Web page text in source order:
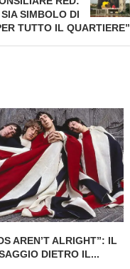
SIMBOLO DI
TUTTO IL QUARTIERE”
AREN’T ALRIGHT”: IL
DIETRO IL...